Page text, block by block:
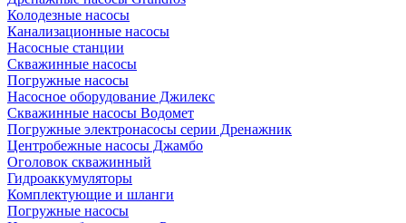
Колодезные насосы
Канализационные насосы
Насосные станции
Скважинные насосы
Погружные насосы
Насосное оборудование Джилекс
Скважинные насосы Водомет
Погружные электронасосы серии Дренажник
Центробежные насосы Джамбо
Оголовок скважинный
Гидроаккумуляторы
Комплектующие и шланги
Погружные насосы